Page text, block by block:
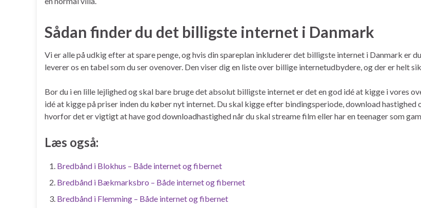
Sådan finder du det billigste internet i Danmark
Vi er alle på udkig efter at spare penge, og hvis din spareplan inkluderer det billigste internet i Danmark er
leverer os en tabel som du ser ovenover. Den viser dig en liste over billige internetudbydere, og der er helt
Bor du i en lille lejlighed og skal bare bruge det absolut billigste internet er det en god idé at kigge i vores
idé at kigge på priser inden du køber nyt internet. Du skal kigge efter bindingsperiode, download hastighed
hvorfor det er vigtigt at have god downloadhastighed når du skal streame film eller har en teenager som
Læs også:
Bredbånd i Blokhus – Både internet og fibernet
Bredbånd i Bækmarksbro – Både internet og fibernet
Bredbånd i Flemming – Både internet og fibernet